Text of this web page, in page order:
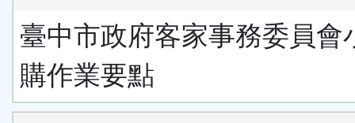
臺中市政府客家事務委員會
購作業要點